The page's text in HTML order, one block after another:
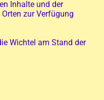
Inhalte und der
zur Verfügung
Wichtel am Stand der